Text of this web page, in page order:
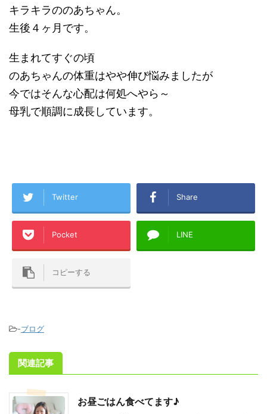
キラキラののあちゃん。
生後４ヶ月です。
生まれてすぐの頃
のあちゃんの体重はやや伸び悩みましたが
今ではそんな心配は何処へやら～
母乳で順調に成長しています。
Twitter Share
Pocket LINE
コピーする
-ブログ
関連記事
お昼ごはん食べてます♪